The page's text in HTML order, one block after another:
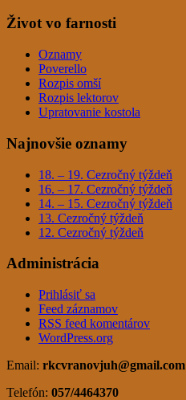
Život vo farnosti
Oznamy
Poverello
Rozpis omší
Rozpis lektorov
Upratovanie kostola
Najnovšie oznamy
18. – 19. Cezročný týždeň
16. – 17. Cezročný týždeň
14. – 15. Cezročný týždeň
13. Cezročný týždeň
12. Cezročný týždeň
Administrácia
Prihlásiť sa
Feed záznamov
RSS feed komentárov
WordPress.org
Email: rkcvranovjuh@gmail.com
Telefón: 057/4464370